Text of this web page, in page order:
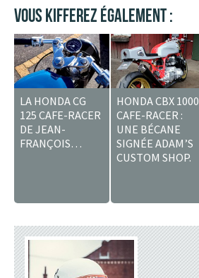
VOUS KIFFEREZ ÉGALEMENT :
LA HONDA CG
125 CAFE-RACER
DE JEAN-
FRANÇOIS…
HONDA CBX 1000
CAFE-RACER :
UNE BÉCANE
SIGNÉE ADAM’S
CUSTOM SHOP.